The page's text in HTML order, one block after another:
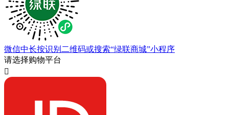
微信中长按识别二维码或搜索“绿联商城”小程序
请选择购物平台
